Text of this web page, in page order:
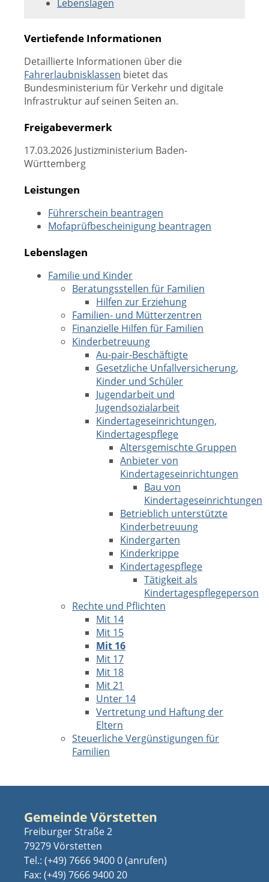
Lebenslagen
Vertiefende Informationen
Detaillierte Informationen über die
Fahrerlaubnisklassen bietet das
Bundesministerium für Verkehr und digitale
Infrastruktur auf seinen Seiten an.
Freigabevermerk
17.03.2026 Justizministerium Baden-
Württemberg
Leistungen
Führerschein beantragen
Mofaprüfbescheinigung beantragen
Lebenslagen
Familie und Kinder
Beratungsstellen für Familien
Hilfen zur Erziehung
Familien- und Mütterzentren
Finanzielle Hilfen für Familien
Kinderbetreuung
Au-pair-Beschäftigte
Gesetzliche Unfallversicherung,
Kinder und Schüler
Jugendarbeit und
Jugendsozialarbeit
Kindertageseinrichtungen,
Kindertagespflege
Altersgemischte Gruppen
Anbieter von
Kindertageseinrichtungen
Bau von
Kindertageseinrichtungen
Betrieblich unterstützte
Kinderbetreuung
Kindergarten
Kinderkrippe
Kindertagespflege
Tätigkeit als
Kindertagespflegeperson
Rechte und Pflichten
Mit 14
Mit 15
Mit 16
Mit 17
Mit 18
Mit 21
Unter 14
Vertretung und Haftung der
Eltern
Steuerliche Vergünstigungen für
Familien
Gemeinde Vörstetten
Freiburger Straße 2
79279 Vörstetten
Tel.: (+49) 7666 9400 0
Fax: (+49) 7666 9400 20